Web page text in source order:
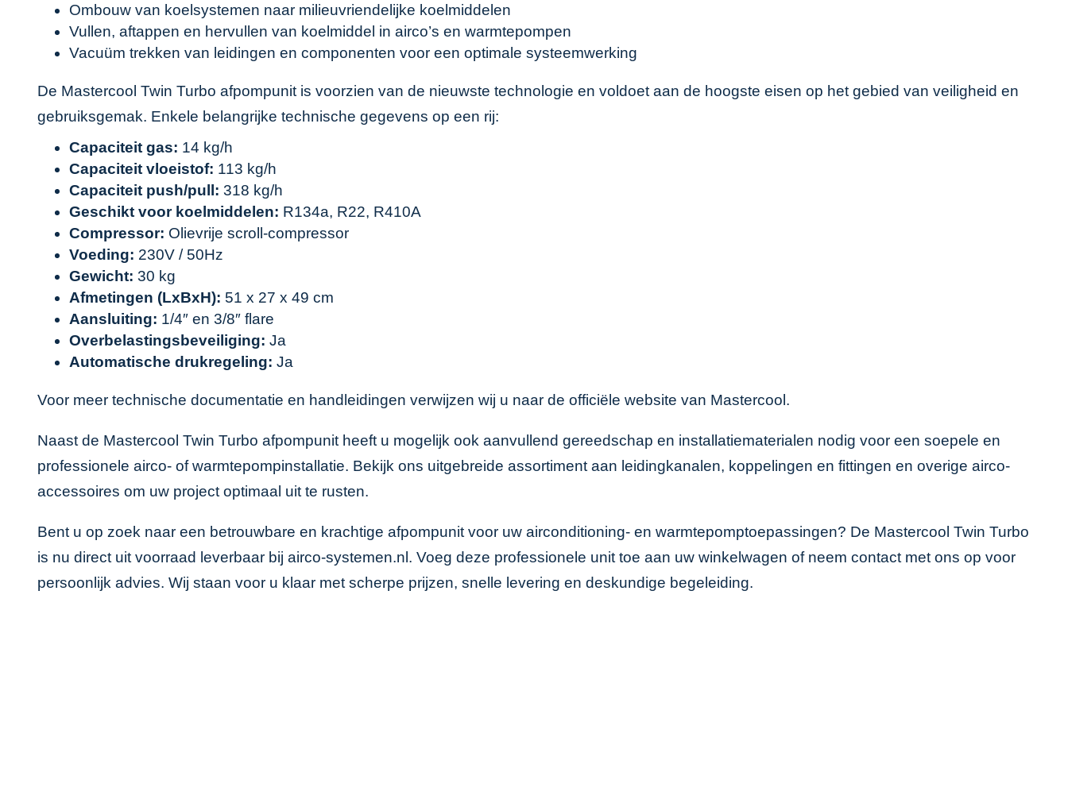
Ombouw van koelsystemen naar milieuvriendelijke koelmiddelen
Vullen, aftappen en hervullen van koelmiddel in airco’s en warmtepompen
Vacuüm trekken van leidingen en componenten voor een optimale systeemwerking
De Mastercool Twin Turbo afpompunit is voorzien van de nieuwste technologie en voldoet aan de hoogste eisen op het gebied van veiligheid en
gebruiksgemak. Enkele belangrijke technische gegevens op een rij:
Capaciteit gas: 14 kg/h
Capaciteit vloeistof: 113 kg/h
Capaciteit push/pull: 318 kg/h
Geschikt voor koelmiddelen: R134a, R22, R410A
Compressor: Olievrije scroll-compressor
Voeding: 230V / 50Hz
Gewicht: 30 kg
Afmetingen (LxBxH): 51 x 27 x 49 cm
Aansluiting: 1/4″ en 3/8″ flare
Overbelastingsbeveiliging: Ja
Automatische drukregeling: Ja
Voor meer technische documentatie en handleidingen verwijzen wij u naar de officiële website van Mastercool .
Naast de Mastercool Twin Turbo afpompunit heeft u mogelijk ook aanvullend gereedschap en installatiematerialen nodig voor een soepele en
professionele airco- of warmtepompinstallatie. Bekijk ons uitgebreide assortiment aan leidingkanalen, koppelingen en fittingen en overige airco-
accessoires om uw project optimaal uit te rusten.
Bent u op zoek naar een betrouwbare en krachtige afpompunit voor uw airconditioning- en warmtepomptoepassingen? De Mastercool Twin Turbo
is nu direct uit voorraad leverbaar bij airco-systemen.nl. Voeg deze professionele unit toe aan uw winkelwagen of neem contact met ons op voor
persoonlijk advies. Wij staan voor u klaar met scherpe prijzen, snelle levering en deskundige begeleiding.